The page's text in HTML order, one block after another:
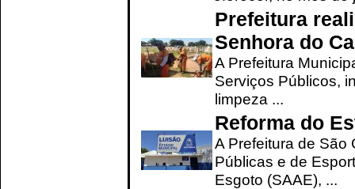
Prefeitura
Senhora do
A Prefeitura
Serviços Públicos,
limpeza ...
Reforma do
A Prefeitura de São
Públicas e de
Esgoto (SAAE), ...